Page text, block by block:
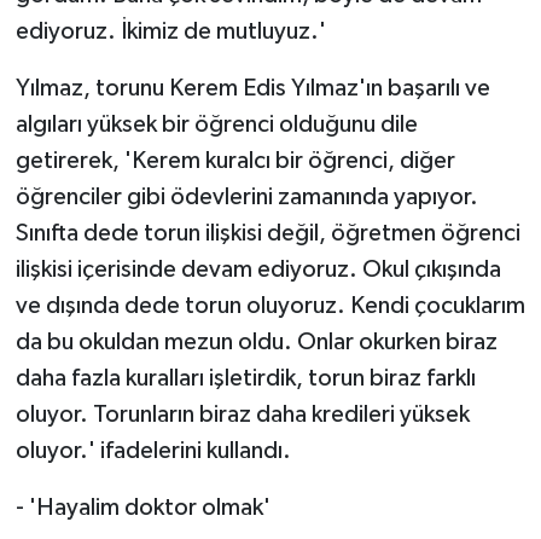
ediyoruz. İkimiz de mutluyuz.'
Yılmaz, torunu Kerem Edis Yılmaz'ın başarılı ve
algıları yüksek bir öğrenci olduğunu dile
getirerek, 'Kerem kuralcı bir öğrenci, diğer
öğrenciler gibi ödevlerini zamanında yapıyor.
Sınıfta dede torun ilişkisi değil, öğretmen öğrenci
ilişkisi içerisinde devam ediyoruz. Okul çıkışında
ve dışında dede torun oluyoruz. Kendi çocuklarım
da bu okuldan mezun oldu. Onlar okurken biraz
daha fazla kuralları işletirdik, torun biraz farklı
oluyor. Torunların biraz daha kredileri yüksek
oluyor.' ifadelerini kullandı.
- 'Hayalim doktor olmak'